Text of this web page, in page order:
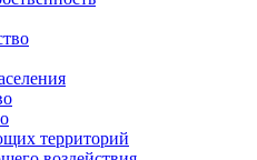
территорий